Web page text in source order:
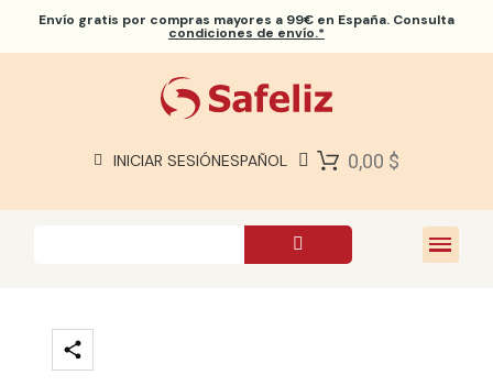
Envío gratis por compras mayores a 99€ en España. Consulta
condiciones de envío.*
INICIAR SESIÓNESPAÑOL 0,00 $